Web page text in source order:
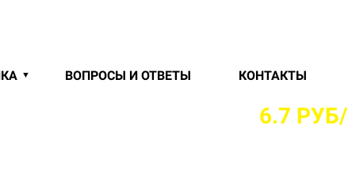
ВОПРОСЫ И ОТВЕТЫ КОНТАКТЫ
В БОРОВЦАХ ОТ 6.7 РУБ/